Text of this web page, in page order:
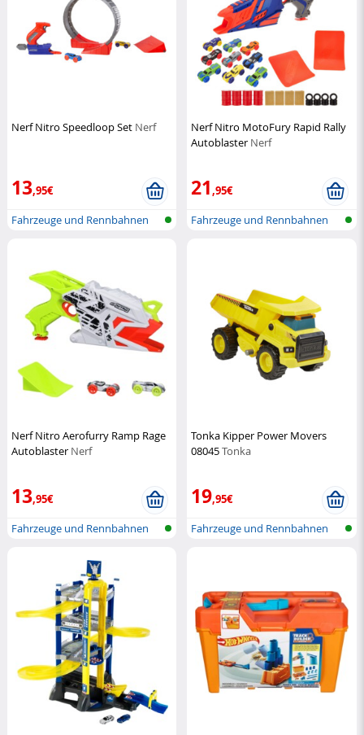
Nerf Nitro Speedloop Set Nerf
13,95€
Fahrzeuge und Rennbahnen
Nerf Nitro MotoFury Rapid Rally
Autoblaster Nerf
21,95€
Fahrzeuge und Rennbahnen
Nerf Nitro Aerofurry Ramp Rage
Autoblaster Nerf
13,95€
Fahrzeuge und Rennbahnen
Tonka Kipper Power Movers
08045Tonka
19,95€
Fahrzeuge und Rennbahnen